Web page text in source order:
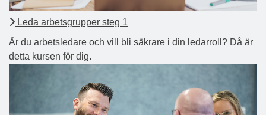
Leda arbetsgrupper steg 1
Är du arbetsledare och vill bli säkrare i din ledarroll? Då är
detta kursen för dig.